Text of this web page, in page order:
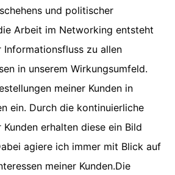
und politischer
Arbeit im Networking entsteht
zu allen
in unserem Wirkungsumfeld.
meiner Kunden in
ein. Durch die kontinuierliche
erhalten diese ein Bild
agiere ich immer mit Blick auf
meiner Kunden.Die